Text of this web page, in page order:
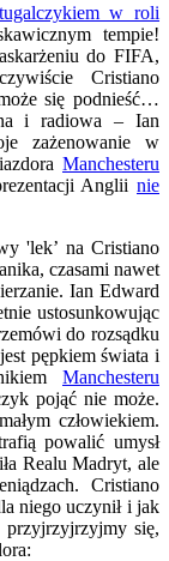
w roli
tempie!
do FIFA,
Cristiano
się podnieść…
i radiowa – Ian
zażenowanie w
Manchesteru
Anglii nie
'lek’ na Cristiano
czasami nawet
Ian Edward
ustosunkowując
do rozsądku
pępkiem świata i
Manchesteru
pojąć nie może.
człowiekiem.
powalić umysł
Realu Madryt, ale
Cristiano
niego uczynił i jak
się,